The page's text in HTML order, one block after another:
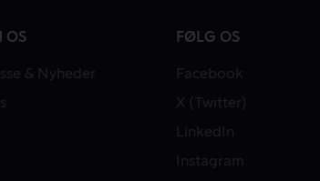
OS
& Nyheder
FØLG OS
Facebook
X (Twitter)
LinkedIn
Instagram